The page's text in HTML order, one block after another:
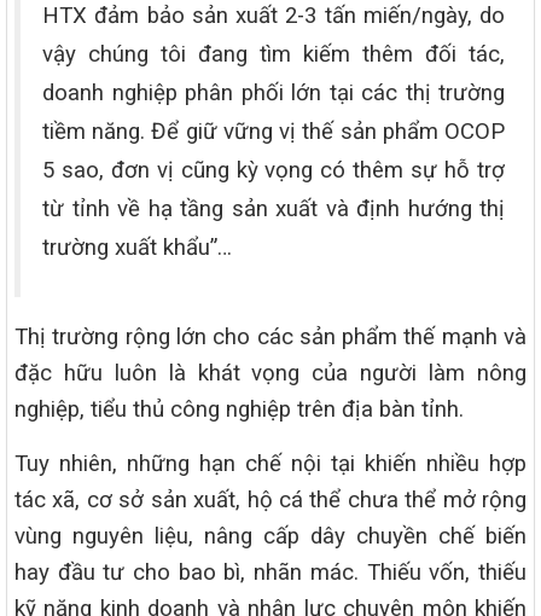
HTX đảm bảo sản xuất 2-3 tấn miến/ngày, do
vậy chúng tôi đang tìm kiếm thêm đối tác,
doanh nghiệp phân phối lớn tại các thị trường
tiềm năng. Để giữ vững vị thế sản phẩm OCOP
5 sao, đơn vị cũng kỳ vọng có thêm sự hỗ trợ
từ tỉnh về hạ tầng sản xuất và định hướng thị
trường xuất khẩu”…
Thị trường rộng lớn cho các sản phẩm thế mạnh và
đặc hữu luôn là khát vọng của người làm nông
nghiệp, tiểu thủ công nghiệp trên địa bàn tỉnh.
Tuy nhiên, những hạn chế nội tại khiến nhiều hợp
tác xã, cơ sở sản xuất, hộ cá thể chưa thể mở rộng
vùng nguyên liệu, nâng cấp dây chuyền chế biến
hay đầu tư cho bao bì, nhãn mác. Thiếu vốn, thiếu
kỹ năng kinh doanh và nhân lực chuyên môn khiến